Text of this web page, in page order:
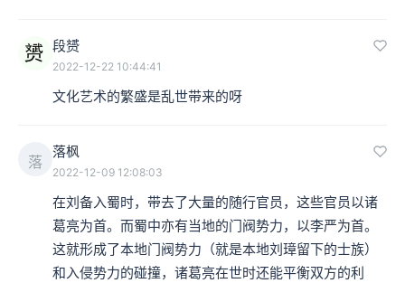
段赟
2022-12-22 10:44:41
文化艺术的繁盛是乱世带来的呀
落
落枫
2022-12-09 12:08:03
在刘备入蜀时，带去了大量的随行官员，这些官员以诸
葛亮为首。而蜀中亦有当地的门阀势力，以李严为首。
这就形成了本地门阀势力（就是本地刘璋留下的士族）
和入侵势力的碰撞，诸葛亮在世时还能平衡双方的利